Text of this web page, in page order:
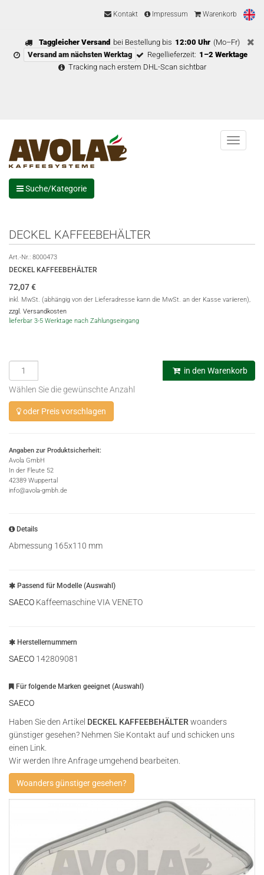
Kontakt Impressum Warenkorb
Taggleicher Versand bei Bestellung bis 12:00 Uhr (Mo–Fr)
Versand am nächsten Werktag
Regellieferzeit: 1–2 Werktage
Tracking nach erstem DHL-Scan sichtbar
Menu
Suche/Kategorie
DECKEL KAFFEEBEHÄLTER
Art.-Nr.: 8000473
DECKEL KAFFEEBEHÄLTER
72,07€
inkl. MwSt. (abhängig von der Lieferadresse kann die MwSt. an der Kasse variieren),
zzgl. Versandkosten
lieferbar 3-5 Werktage nach Zahlungseingang
in den Warenkorb
Wählen Sie die gewünschte Anzahl
oder Preis vorschlagen
Angaben zur Produktsicherheit:
Avola GmbH
In der Fleute 52
42389 Wuppertal
info@avola-gmbh.de
Details
Abmessung 165x110 mm
Passend für Modelle (Auswahl)
SAECO Kaffeemaschine VIA VENETO
Herstellernummern
SAECO 142809081
Für folgende Marken geeignet (Auswahl)
SAECO
Haben Sie den Artikel DECKEL KAFFEEBEHÄLTER woanders
günstiger gesehen? Nehmen Sie Kontakt auf und schicken uns
einen Link.
Wir werden Ihre Anfrage umgehend bearbeiten.
Woanders günstiger gesehen?